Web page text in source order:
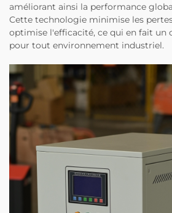
améliorant ainsi la performance
Cette technologie minimise les
optimise l'efficacité, ce qui en fait un
pour tout environnement industriel.